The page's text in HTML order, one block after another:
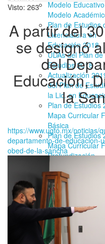
Modelo
Modelo
Plan de Estudios
Licenciatura en
Educación 2018
UDAs del Plan de
Estudios 2018
Actualización
del Plan de
la Lic. en
Plan de Estudios
Mapa Curricular
Básica
Plan de Estudios
Mapa Curricular
Profundización
Programas y
apoyo
Reglamento
Programa
al
personal
Programa
Desarrollo
Visto: 263
A partir del
se designó
del
Educación,
la
https://www.ugto.mx/noticias/
departamento-de-educacion-
obed-de-la-sancha